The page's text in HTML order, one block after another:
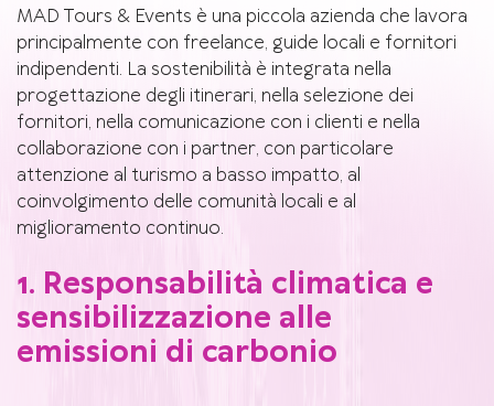
MAD Tours & Events è una piccola azienda che lavora
principalmente con freelance, guide locali e fornitori
indipendenti. La sostenibilità è integrata nella
progettazione degli itinerari, nella selezione dei
fornitori, nella comunicazione con i clienti e nella
collaborazione con i partner, con particolare
attenzione al turismo a basso impatto, al
coinvolgimento delle comunità locali e al
miglioramento continuo.
1. Responsabilità climatica e
sensibilizzazione alle
emissioni di carbonio